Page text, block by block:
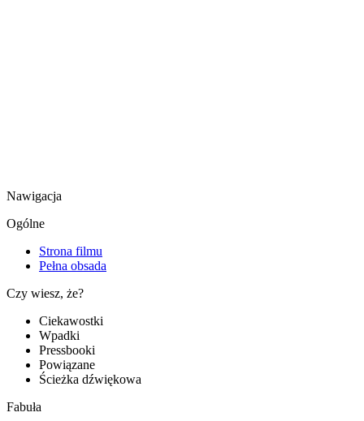
Nawigacja
Ogólne
Strona filmu
Pełna obsada
Czy wiesz, że?
Ciekawostki
Wpadki
Pressbooki
Powiązane
Ścieżka dźwiękowa
Fabuła